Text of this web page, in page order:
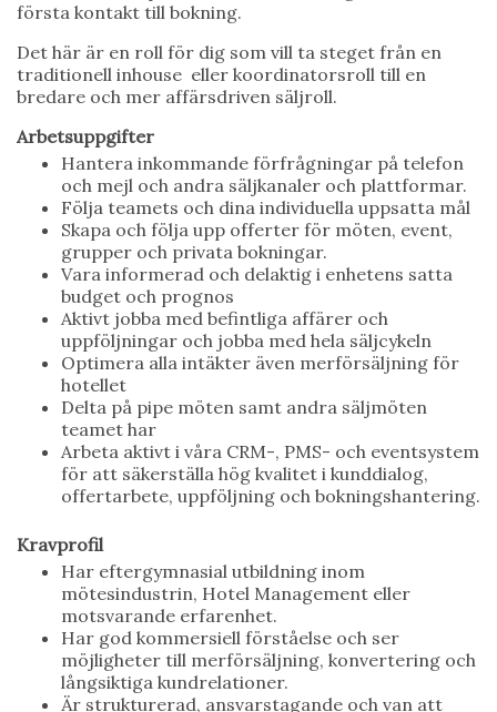
första kontakt till bokning.
Det här är en roll för dig som vill ta steget från en
traditionell inhouse eller koordinatorsroll till en
bredare och mer affärsdriven säljroll.
Arbetsuppgifter
Hantera inkommande förfrågningar på telefon
och mejl och andra säljkanaler och plattformar.
Följa teamets och dina individuella uppsatta mål
Skapa och följa upp offerter för möten, event,
grupper och privata bokningar.
Vara informerad och delaktig i enhetens satta
budget och prognos
Aktivt jobba med befintliga affärer och
uppföljningar och jobba med hela säljcykeln
Optimera alla intäkter även merförsäljning för
hotellet
Delta på pipe möten samt andra säljmöten
teamet har
Arbeta aktivt i våra CRM-, PMS- och eventsystem
för att säkerställa hög kvalitet i kunddialog,
offertarbete, uppföljning och bokningshantering.
Kravprofil
Har eftergymnasial utbildning inom
mötesindustrin, Hotel Management eller
motsvarande erfarenhet.
Har god kommersiell förståelse och ser
möjligheter till merförsäljning, konvertering och
långsiktiga kundrelationer.
Är strukturerad, ansvarstagande och van att